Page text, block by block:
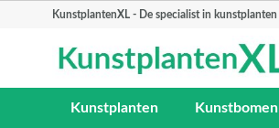
KunstplantenXL - De specialist in kunstplanten
Kunstplanten Kunstbomen